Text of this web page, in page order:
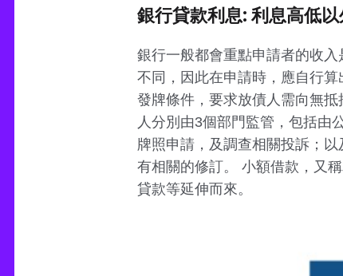
銀行貸款利息: 利息高低
銀行一般都會重點申請者的收
不同，因此在申請時，應自行
發牌條件，要求放債人需向無
人分別由3個部門監管，包括由
牌照申請，及調查相關投訴；
有相關的修訂。 小額借款，又
貸款等延伸而來。